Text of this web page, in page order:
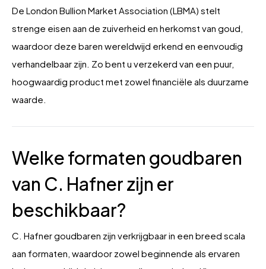
De London Bullion Market Association (LBMA) stelt
strenge eisen aan de zuiverheid en herkomst van goud,
waardoor deze baren wereldwijd erkend en eenvoudig
verhandelbaar zijn. Zo bent u verzekerd van een puur,
hoogwaardig product met zowel financiële als duurzame
waarde.
Welke formaten goudbaren
van C. Hafner zijn er
beschikbaar?
C. Hafner goudbaren zijn verkrijgbaar in een breed scala
aan formaten, waardoor zowel beginnende als ervaren